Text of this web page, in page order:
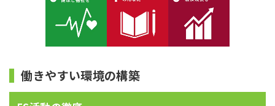
働きやすい環境の構築